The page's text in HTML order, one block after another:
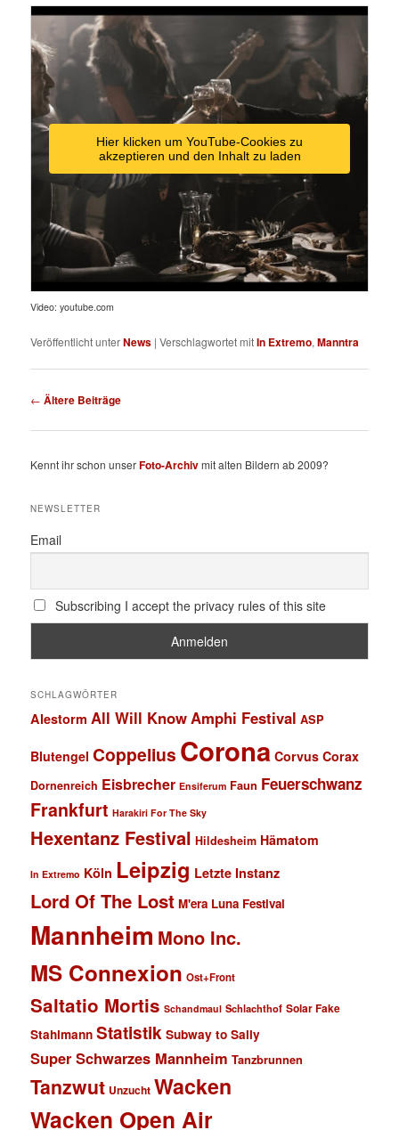
Hier klicken um YouTube-Cookies zu
akzeptieren und den Inhalt zu laden
Video: youtube.com
Veröffentlicht unterNews |Verschlagwortet mitIn Extremo,Manntra
Beitragsnavigation
← Ältere Beiträge
Kennt ihr schon unserFoto-Archivmit alten Bildern ab 2009?
NEWSLETTER
Email
Subscribing I accept the privacy rules of this site
SCHLAGWÖRTER
Alestorm All Will KnowAmphi Festival ASP
Blutengel Coppelius Corona Corvus Corax
Dornenreich Eisbrecher Ensiferum Faun Feuerschwanz
Frankfurt Harakiri For The Sky
Hexentanz Festival Hildesheim Hämatom
In Extremo Köln Leipzig Letzte Instanz
Lord Of The Lost M'era Luna Festival
Mannheim Mono Inc.
MS Connexion Ost+Front
Saltatio Mortis Schandmaul Schlachthof Solar Fake
Stahlmann Statistik Subway to Sally
Super Schwarzes Mannheim Tanzbrunnen
Tanzwut Unzucht Wacken
Wacken Open Air